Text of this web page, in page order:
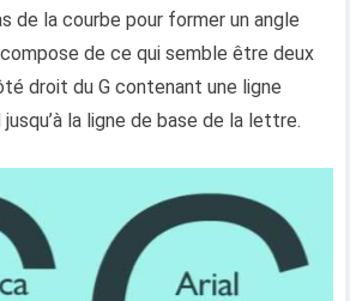
de la courbe pour former un angle
de ce qui semble être deux
droit du G contenant une ligne
la ligne de base de la lettre.